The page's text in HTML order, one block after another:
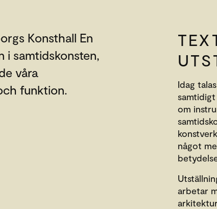
Konsthall En
i samtidskonsten,
våra
funktion.
Idag
om
något
arbetar